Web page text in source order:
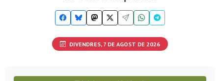
DIVENDRES, 7 DE AGOST DE 2026